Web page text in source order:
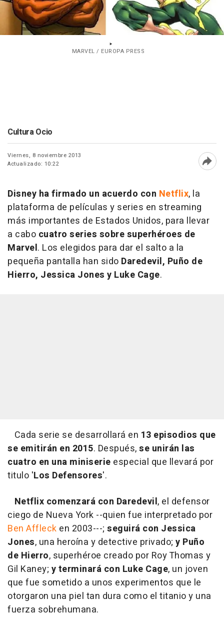
MARVEL / EUROPA PRESS
Cultura Ocio
Viernes, 8 noviembre 2013
Actualizado: 10:22
Disney ha firmado un acuerdo con Netflix, la
plataforma de películas y series en streaming
más importantes de Estados Unidos, para llevar
a cabo cuatro series sobre superhéroes de
Marvel. Los elegidos para dar el salto a la
pequeña pantalla han sido Daredevil, Puño de
Hierro, Jessica Jones y Luke Cage.
Cada serie se desarrollará en 13 episodios que
se emitirán en 2015. Después,se unirán las
cuatro en una miniserie especial que llevará por
titulo 'Los Defensores'.
Netflix comenzará con Daredevil, el defensor
ciego de Nueva York --quien fue interpretado por
Ben Affleck en 2003---; seguirá con Jessica
Jones, una heroína y detective privado; y Puño
de Hierro, superhéroe creado por Roy Thomas y
Gil Kaney; y terminará con Luke Cage, un joven
que fue sometido a unos experimentos que le
otorgaron una piel tan dura como el titanio y una
fuerza sobrehumana.